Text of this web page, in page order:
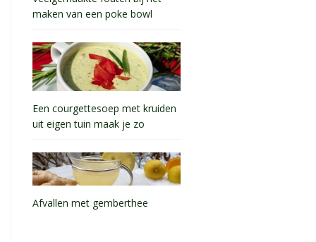
maken van een poke bowl
Een courgettesoep met kruiden
uit eigen tuin maak je zo
Afvallen met gemberthee